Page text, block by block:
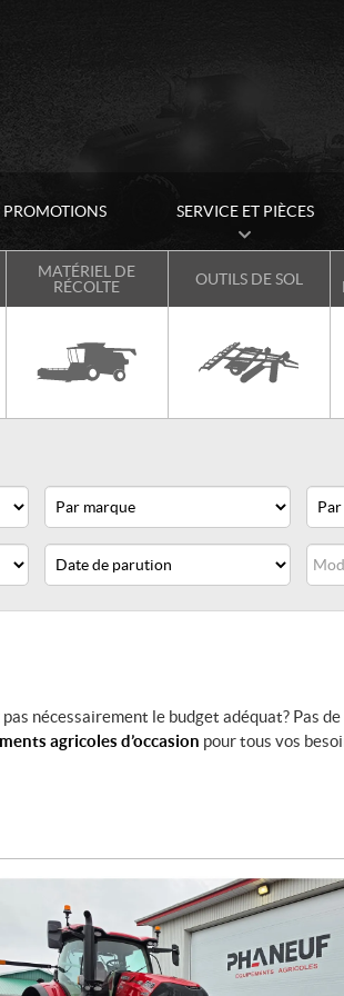
PROMOTIONS SERVICE ET PIÈCES
MATÉRIEL DE
RÉCOLTE
OUTILS DE SOL
nécessairement le budget adéquat? Pas
agricoles d’occasion pour tous vos